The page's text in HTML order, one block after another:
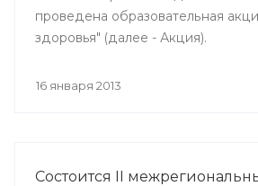
проведена образовательная
здоровья" (далее - Акция).
16 января 2013
Состоится II